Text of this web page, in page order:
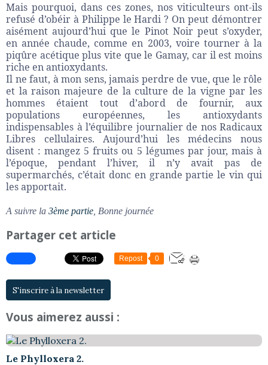
Mais pourquoi, dans ces zones, nos viticulteurs ont-ils
refusé d’obéir à Philippe le Hardi ? On peut démontrer
aisément aujourd’hui que le Pinot Noir peut s’oxyder,
en année chaude, comme en 2003, voire tourner à la
piqûre acétique plus vite que le Gamay, car il est moins
riche en antioxydants.
Il ne faut, à mon sens, jamais perdre de vue, que le rôle
et la raison majeure de la culture de la vigne par les
hommes étaient tout d’abord de fournir, aux
populations européennes, les antioxydants
indispensables à l’équilibre journalier de nos Radicaux
Libres cellulaires. Aujourd’hui les médecins nous
disent : mangez 5 fruits ou 5 légumes par jour, mais à
l’époque, pendant l’hiver, il n’y avait pas de
supermarchés, c’était donc en grande partie le vin qui
les apportait.
A suivre la 3ème partie , Bonne journée
Partager cet article
Repost 0
S'inscrire à la newsletter
Vous aimerez aussi :
Le Phylloxera 2.